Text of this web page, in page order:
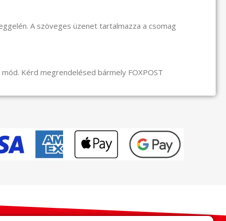
A szöveges üzenet tartalmazza a csomag
Kérd megrendelésed bármely FOXPOST